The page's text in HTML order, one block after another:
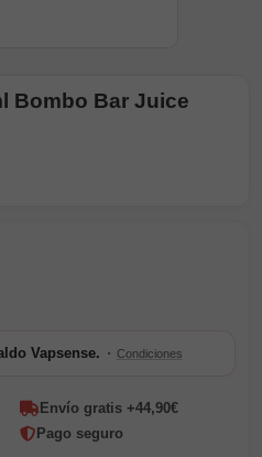
Bombo Bar Juice
Vapsense. · Condiciones
Envío gratis +44,90€
Pago seguro